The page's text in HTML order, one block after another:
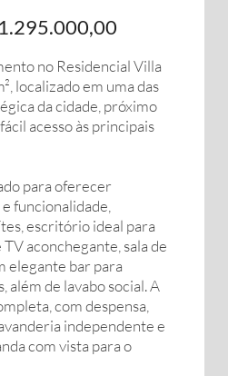
no Residencial Villa
localizado em uma das
da cidade, próximo
acesso às principais
para oferecer
funcionalidade,
escritório ideal para
aconchegante, sala de
elegante bar para
além de lavabo social. A
com despensa,
independente e
com vista para o